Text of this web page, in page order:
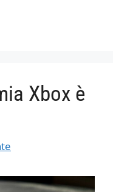
Xbox è